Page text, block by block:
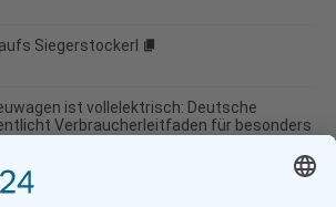
Siegerstockerl
ist vollelektrisch: Deutsche
Verbraucherleitfaden für besonders